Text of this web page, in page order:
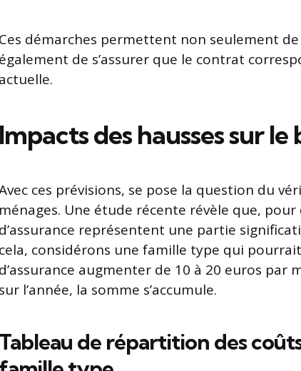
Ces démarches permettent non seulement
également de s’assurer que le contrat
actuelle.
Impacts des hausses sur
ces prévisions, se pose la question du
ménages. Une étude récente révèle que,
d’assurance représentent une partie
cela, considérons une famille type qui
d’assurance augmenter de 10 à 20 euros par
sur l’année, la somme s’accumule.
Tableau de répartition des